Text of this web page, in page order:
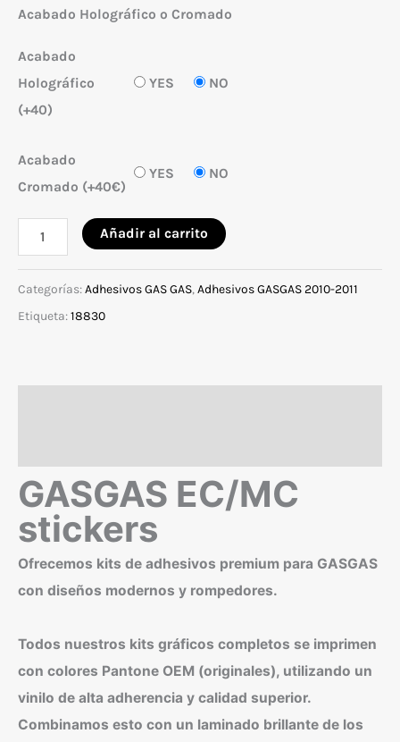
Acabado Holográfico o Cromado
Acabado
Holográfico
(+40)
YES NO
Acabado
Cromado (+40€)
YES NO
Adhesivos
para
GASGAS
EC/MC
cantidad
Añadir al carrito
Categorías:Adhesivos GAS GAS,Adhesivos GASGAS 2010-2011
Etiqueta:18830
GASGAS EC/MC
stickers
Ofrecemos kits de adhesivos premium para GASGAS
con diseños modernos y rompedores.
Todos nuestros kits gráficos completos se imprimen
con colores Pantone OEM (originales), utilizando un
vinilo de alta adherencia y calidad superior.
Combinamos esto con un laminado brillante de los